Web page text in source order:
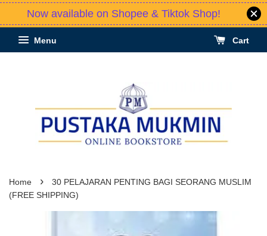
Now available on Shopee & Tiktok Shop!
Menu Cart
Home ›
30 PELAJARAN PENTING BAGI SEORANG MUSLIM
(FREE SHIPPING)